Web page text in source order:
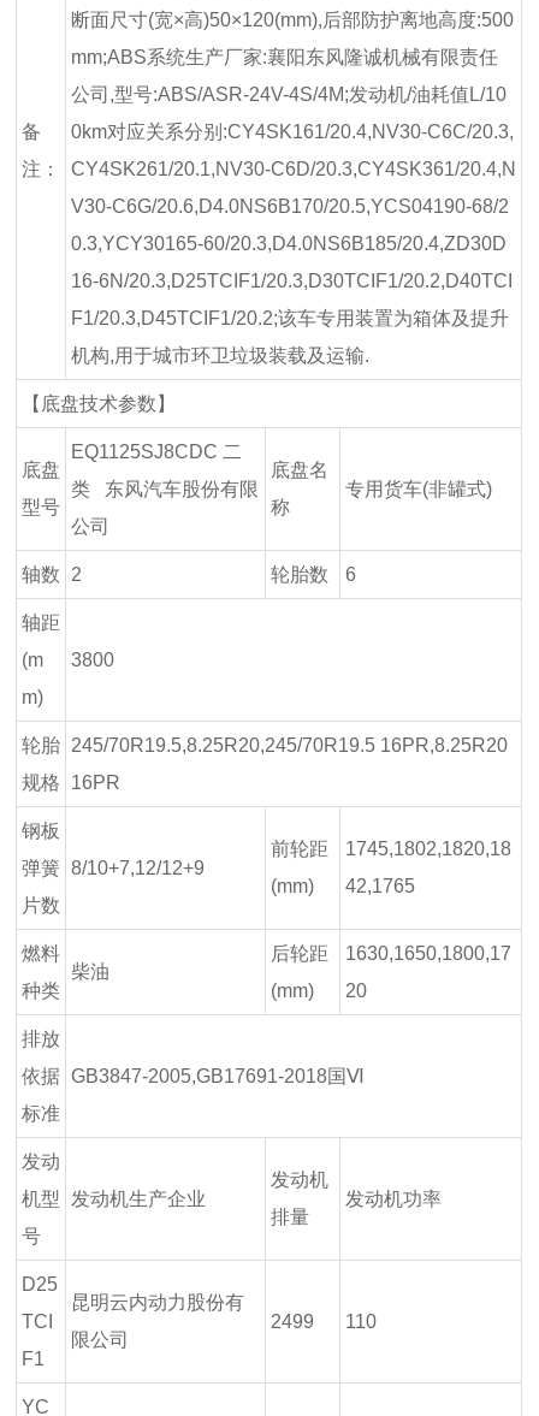
备
注：
断面尺寸(宽×高)50×120(mm),后部防护离地高度:500
mm;ABS系统生产厂家:襄阳东风隆诚机械有限责任
公司,型号:ABS/ASR-24V-4S/4M;发动机/油耗值L/10
0km对应关系分别:CY4SK161/20.4,NV30-C6C/20.3,
CY4SK261/20.1,NV30-C6D/20.3,CY4SK361/20.4,N
V30-C6G/20.6,D4.0NS6B170/20.5,YCS04190-68/2
0.3,YCY30165-60/20.3,D4.0NS6B185/20.4,ZD30D
16-6N/20.3,D25TCIF1/20.3,D30TCIF1/20.2,D40TCI
F1/20.3,D45TCIF1/20.2;该车专用装置为箱体及提升
机构,用于城市环卫垃圾装载及运输.
【底盘技术参数】
底盘
型号
EQ1125SJ8CDC 二
类 东风汽车股份有限
公司
底盘名
称
专用货车(非罐式)
轴数 2 轮胎数 6
轴距
(m
m)
3800
轮胎
规格
245/70R19.5,8.25R20,245/70R19.5 16PR,8.25R20
16PR
钢板
弹簧
片数
8/10+7,12/12+9
前轮距
(mm)
1745,1802,1820,18
42,1765
燃料
种类
柴油
后轮距
(mm)
1630,1650,1800,17
20
排放
依据
标准
GB3847-2005,GB17691-2018国Ⅵ
发动
机型
号
发动机生产企业
发动机
排量
发动机功率
D25
TCI
F1
昆明云内动力股份有
限公司
2499 110
YC